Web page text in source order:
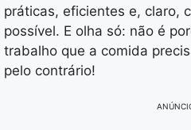
práticas, eficientes e, claro,
possível. E olha só: não é
trabalho que a comida
pelo contrário!